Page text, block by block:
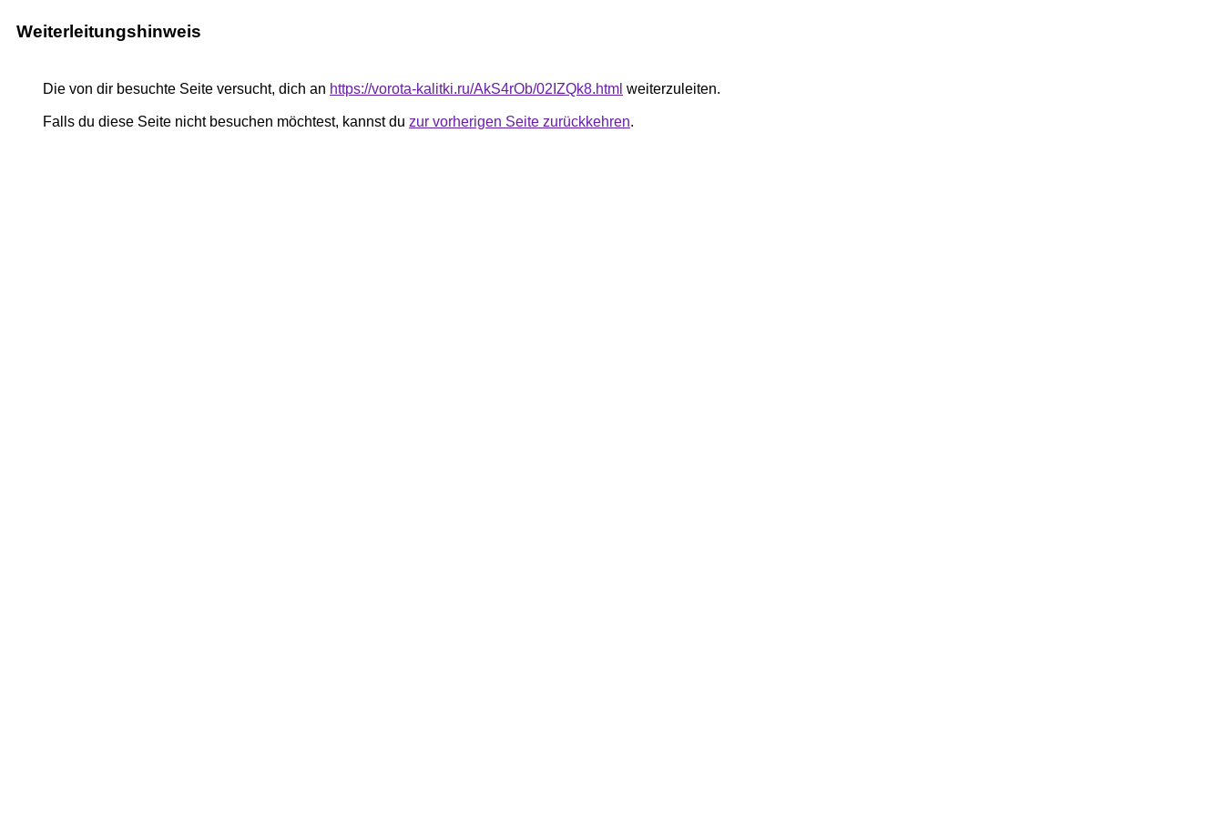
Weiterleitungshinweis
Die von dir besuchte Seite versucht, dich an https://vorota-kalitki.ru/AkS4rOb/02IZQk8.html weiterzuleiten.
Falls du diese Seite nicht besuchen möchtest, kannst du zur vorherigen Seite zurückkehren.